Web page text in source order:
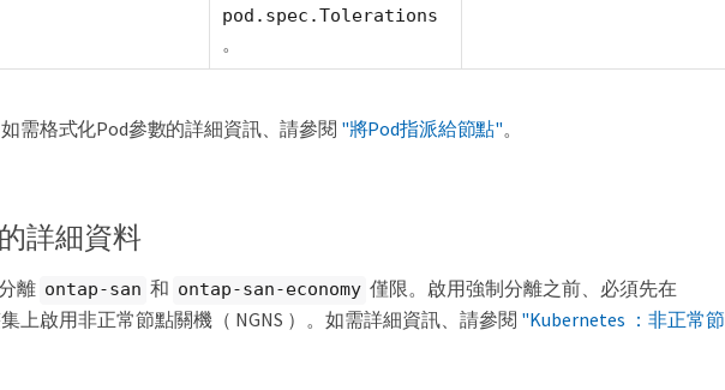
pod.spec.Tolerations
。
如需格式化Pod參數的詳細資訊、請參閱 "將Pod指派給節點"。
詳細資料
離 ontap-san 和 ontap-san-economy 僅限。啟用強制分離之前、必須先在
上啟用非正常節點關機（ NGNS ）。如需詳細資訊、請參閱 "Kubernetes ：非正常節